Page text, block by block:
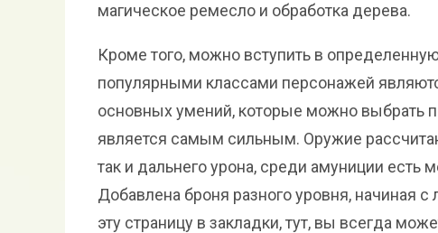
магическое ремесло и обработка дерева.
Кроме того, можно вступить в
популярными классами персонажей
основных умений, которые можно выбрать
является самым сильным. Оружие
так и дальнего урона, среди амуниции есть
Добавлена броня разного уровня, начиная
эту страницу в закладки, тут, вы всегда